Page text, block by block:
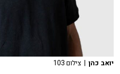
יואב כהן | צילום 103